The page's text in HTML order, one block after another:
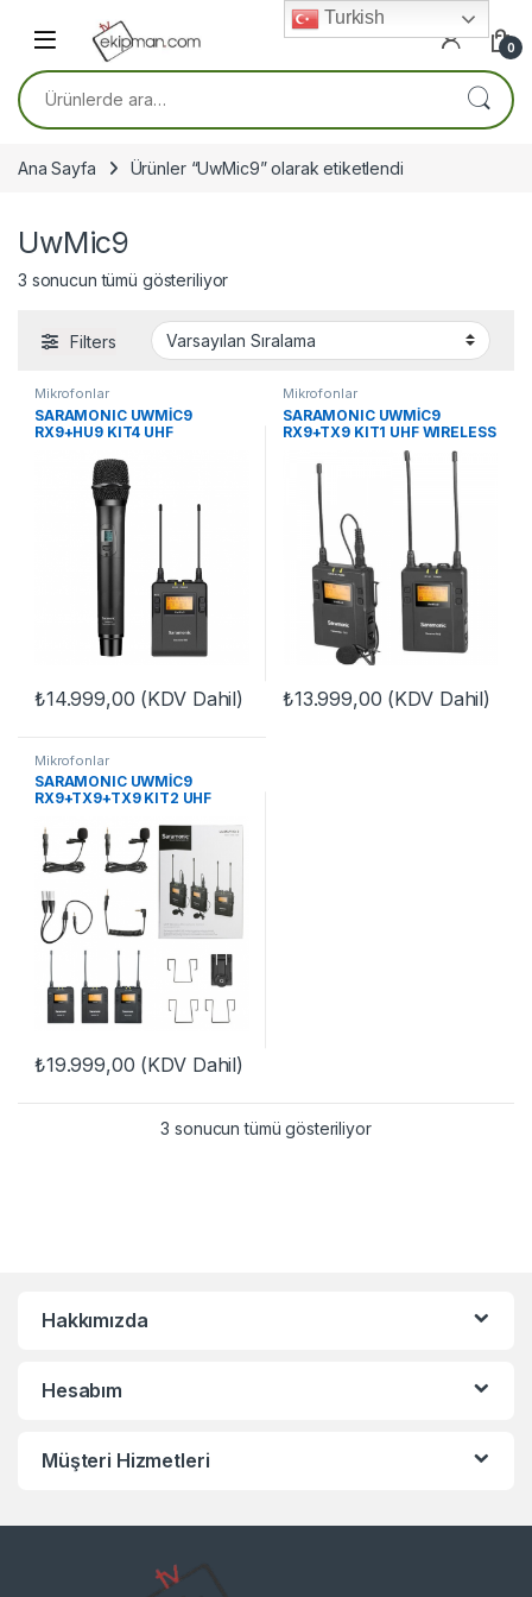
0
Ara:
Ana Sayfa Ürünler “UwMic9” olarak etiketlendi
UwMic9
3 sonucun tümü gösteriliyor
Filters
Mikrofonlar
SARAMONIC UWMİC9
RX9+HU9 KIT4 UHF
₺14.999,00 (KDV Dahil)
Mikrofonlar
SARAMONIC UWMİC9
RX9+TX9 KIT1 UHF WIRELESS
₺13.999,00 (KDV Dahil)
Mikrofonlar
SARAMONIC UWMİC9
RX9+TX9+TX9 KIT2 UHF
₺19.999,00 (KDV Dahil)
3 sonucun tümü gösteriliyor
Hakkımızda
Hesabım
Müşteri Hizmetleri
Turkish